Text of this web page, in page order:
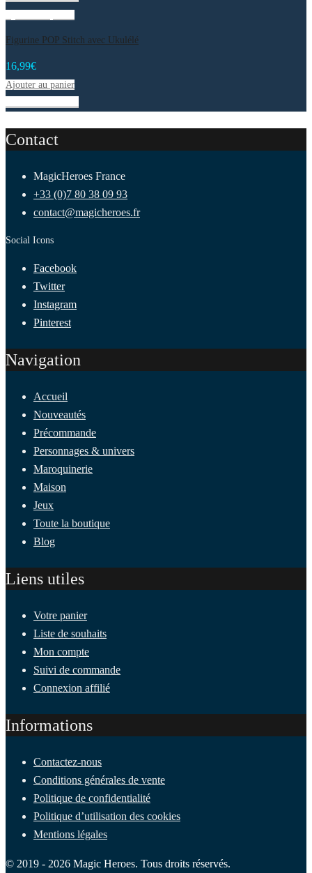
Figurine POP Stitch avec Ukulélé
16,99€
Ajouter au panier
Contact
MagicHeroes France
+33 (0)7 80 38 09 93
contact@magicheroes.fr
Social Icons
Facebook
Twitter
Instagram
Pinterest
Navigation
Accueil
Nouveautés
Précommande
Personnages & univers
Maroquinerie
Maison
Jeux
Toute la boutique
Blog
Liens utiles
Votre panier
Liste de souhaits
Mon compte
Suivi de commande
Connexion affilié
Informations
Contactez-nous
Conditions générales de vente
Politique de confidentialité
Politique d’utilisation des cookies
Mentions légales
© 2019 - 2026 Magic Heroes. Tous droits réservés.